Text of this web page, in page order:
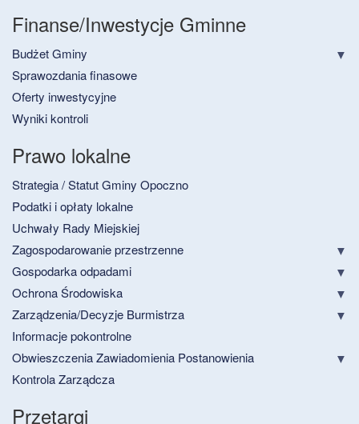
Finanse/Inwestycje Gminne
Budżet Gminy
Sprawozdania finasowe
Oferty inwestycyjne
Wyniki kontroli
Prawo lokalne
Strategia / Statut Gminy Opoczno
Podatki i opłaty lokalne
Uchwały Rady Miejskiej
Zagospodarowanie przestrzenne
Gospodarka odpadami
Ochrona Środowiska
Zarządzenia/Decyzje Burmistrza
Informacje pokontrolne
Obwieszczenia Zawiadomienia Postanowienia
Kontrola Zarządcza
Przetargi